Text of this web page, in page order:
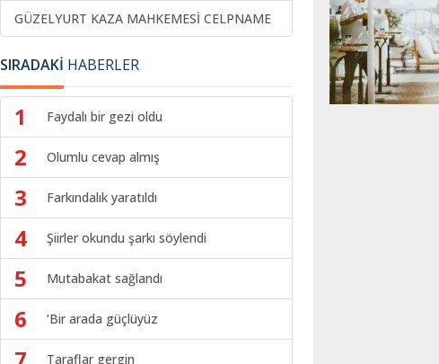
GÜZELYURT KAZA MAHKEMESİ CELPNAME
SIRADAKİ HABERLER
1 Faydalı bir gezi oldu
2 Olumlu cevap almış
3 Farkındalık yaratıldı
4 Şiirler okundu şarkı söylendi
5 Mutabakat sağlandı
6 ‘Bir arada güçlüyüz
Taraflar gergin